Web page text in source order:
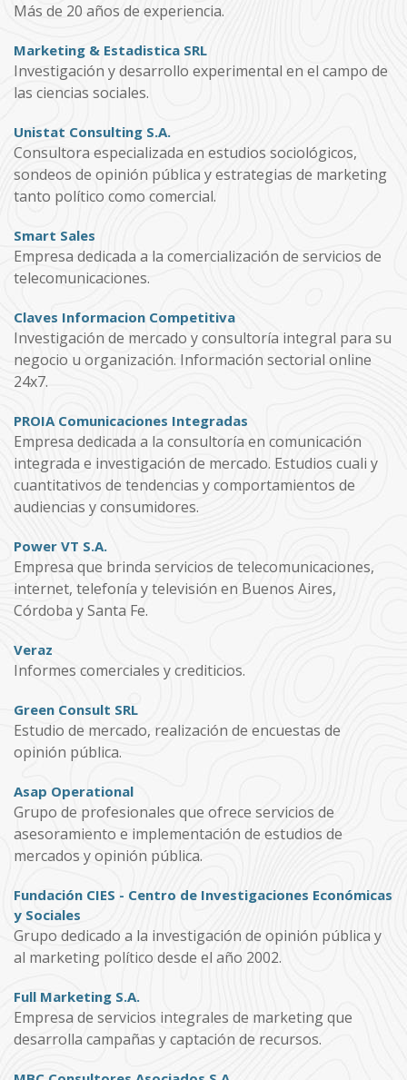
Más de 20 años de experiencia.
Marketing & Estadistica SRL
Investigación y desarrollo experimental en el campo de
las ciencias sociales.
Unistat Consulting S.A.
Consultora especializada en estudios sociológicos,
sondeos de opinión pública y estrategias de marketing
tanto político como comercial.
Smart Sales
Empresa dedicada a la comercialización de servicios de
telecomunicaciones.
Claves Informacion Competitiva
Investigación de mercado y consultoría integral para su
negocio u organización. Información sectorial online
24x7.
PROIA Comunicaciones Integradas
Empresa dedicada a la consultoría en comunicación
integrada e investigación de mercado. Estudios cuali y
cuantitativos de tendencias y comportamientos de
audiencias y consumidores.
Power VT S.A.
Empresa que brinda servicios de telecomunicaciones,
internet, telefonía y televisión en Buenos Aires,
Córdoba y Santa Fe.
Veraz
Informes comerciales y crediticios.
Green Consult SRL
Estudio de mercado, realización de encuestas de
opinión pública.
Asap Operational
Grupo de profesionales que ofrece servicios de
asesoramiento e implementación de estudios de
mercados y opinión pública.
Fundación CIES - Centro de Investigaciones Económicas
y Sociales
Grupo dedicado a la investigación de opinión pública y
al marketing político desde el año 2002.
Full Marketing S.A.
Empresa de servicios integrales de marketing que
desarrolla campañas y captación de recursos.